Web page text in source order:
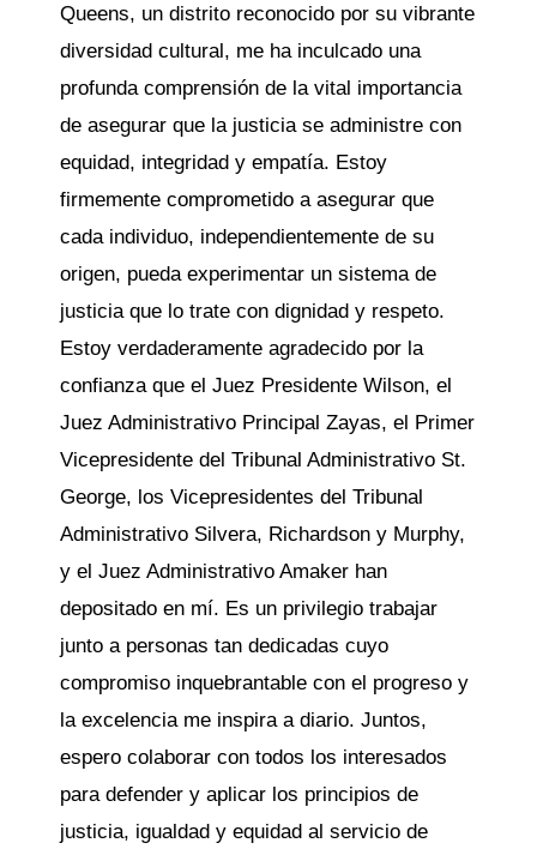
Queens, un distrito reconocido por su vibrante
diversidad cultural, me ha inculcado una
profunda comprensión de la vital importancia
de asegurar que la justicia se administre con
equidad, integridad y empatía. Estoy
firmemente comprometido a asegurar que
cada individuo, independientemente de su
origen, pueda experimentar un sistema de
justicia que lo trate con dignidad y respeto.
Estoy verdaderamente agradecido por la
confianza que el Juez Presidente Wilson, el
Juez Administrativo Principal Zayas, el Primer
Vicepresidente del Tribunal Administrativo St.
George, los Vicepresidentes del Tribunal
Administrativo Silvera, Richardson y Murphy,
y el Juez Administrativo Amaker han
depositado en mí. Es un privilegio trabajar
junto a personas tan dedicadas cuyo
compromiso inquebrantable con el progreso y
la excelencia me inspira a diario. Juntos,
espero colaborar con todos los interesados
para defender y aplicar los principios de
justicia, igualdad y equidad al servicio de